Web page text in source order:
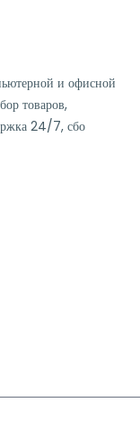
и офисной
товаров,
24/7, сбо